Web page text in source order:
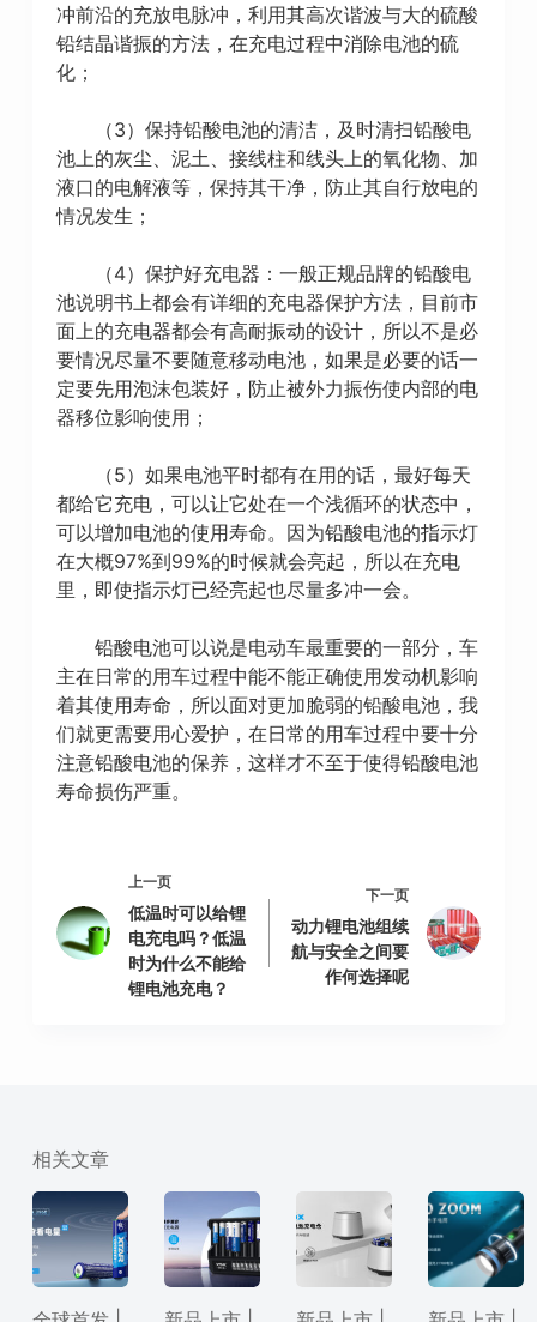
冲前沿的充放电脉冲，利用其高次谐波与大的硫酸
铅结晶谐振的方法，在充电过程中消除电池的硫
化；
（3）保持铅酸电池的清洁，及时清扫铅酸电
池上的灰尘、泥土、接线柱和线头上的氧化物、加
液口的电解液等，保持其干净，防止其自行放电的
情况发生；
（4）保护好充电器：一般正规品牌的铅酸电
池说明书上都会有详细的充电器保护方法，目前市
面上的充电器都会有高耐振动的设计，所以不是必
要情况尽量不要随意移动电池，如果是必要的话一
定要先用泡沫包装好，防止被外力振伤使内部的电
器移位影响使用；
（5）如果电池平时都有在用的话，最好每天
都给它充电，可以让它处在一个浅循环的状态中，
可以增加电池的使用寿命。因为铅酸电池的指示灯
在大概97%到99%的时候就会亮起，所以在充电
里，即使指示灯已经亮起也尽量多冲一会。
铅酸电池可以说是电动车最重要的一部分，车
主在日常的用车过程中能不能正确使用发动机影响
着其使用寿命，所以面对更加脆弱的铅酸电池，我
们就更需要用心爱护，在日常的用车过程中要十分
注意铅酸电池的保养，这样才不至于使得铅酸电池
寿命损伤严重。
上一页
低温时可以给锂
电充电吗？低温
时为什么不能给
锂电池充电？
下一页
动力锂电池组续
航与安全之间要
作何选择呢
相关文章